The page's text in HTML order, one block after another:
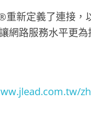
重新定義了連接
網路服務水平更為